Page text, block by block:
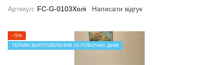
Артикул: FC-G-0103Холі Написати відгук
−5%
ТЕРМІН ВИГОТОВЛЕННЯ 10 РОБОЧИХ ДНІВ